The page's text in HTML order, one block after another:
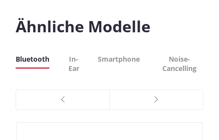
Ähnliche Modelle
Bluetooth
In-
Ear
Smartphone
Noise-
Cancelling